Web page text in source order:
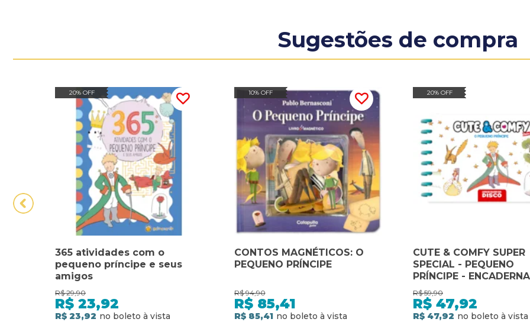
Sugestões de compra
20% OFF
365 atividades com o
pequeno príncipe e seus
amigos
R$ 29,90
R$ 23,92
R$ 23,92
10% OFF
CONTOS MAGNÉTICOS: O
PEQUENO PRÍNCIPE
R$ 94,90
R$ 85,41
R$ 85,41
20% OFF
CUTE & COMFY SUPER
SPECIAL - PEQUENO
PRÍNCIPE -
EM DISCO
R$ 59,90
R$ 47,92
R$ 47,92